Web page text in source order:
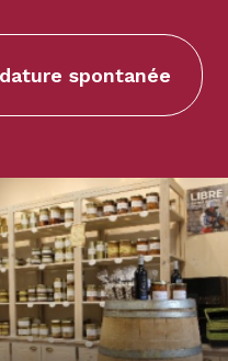
spontanée